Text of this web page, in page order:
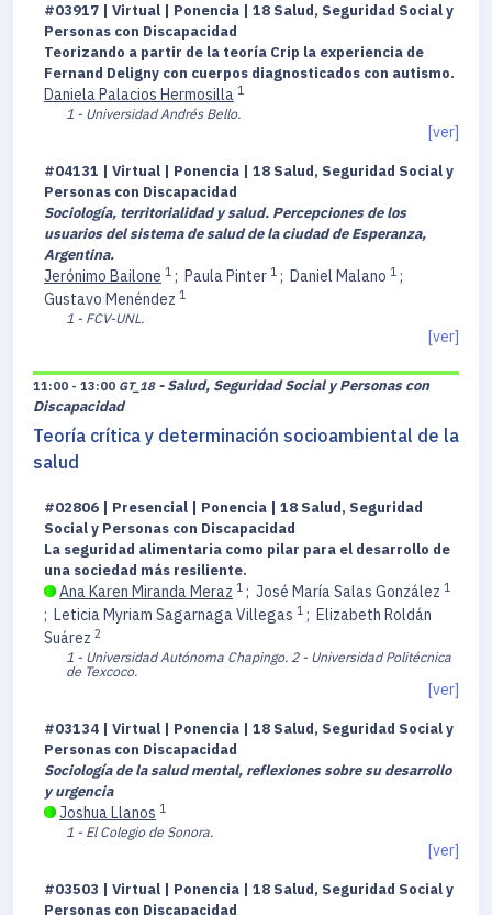
#03917 | Virtual | Ponencia | 18 Salud, Seguridad Social y
Personas con Discapacidad
Teorizando a partir de la teoría Crip la experiencia de
Fernand Deligny con cuerpos diagnosticados con autismo.
Daniela Palacios Hermosilla 1
1 - Universidad Andrés Bello.
[ver]
#04131 | Virtual | Ponencia | 18 Salud, Seguridad Social y
Personas con Discapacidad
Sociología, territorialidad y salud. Percepciones de los
usuarios del sistema de salud de la ciudad de Esperanza,
Argentina.
Jerónimo Bailone 1 ; Paula Pinter 1 ; Daniel Malano 1 ;
Gustavo Menéndez 1
1 - FCV-UNL.
[ver]
11:00 - 13:00 GT_18 - Salud, Seguridad Social y Personas con
Discapacidad
Teoría crítica y determinación socioambiental de la
salud
#02806 | Presencial | Ponencia | 18 Salud, Seguridad
Social y Personas con Discapacidad
La seguridad alimentaria como pilar para el desarrollo de
una sociedad más resiliente.
Ana Karen Miranda Meraz 1 ; José María Salas González 1
; Leticia Myriam Sagarnaga Villegas 1 ; Elizabeth Roldán
Suárez 2
1 - Universidad Autónoma Chapingo. 2 - Universidad Politécnica
de Texcoco.
[ver]
#03134 | Virtual | Ponencia | 18 Salud, Seguridad Social y
Personas con Discapacidad
Sociología de la salud mental, reflexiones sobre su desarrollo
y urgencia
Joshua Llanos 1
1 - El Colegio de Sonora.
[ver]
#03503 | Virtual | Ponencia | 18 Salud, Seguridad Social y
Personas con Discapacidad